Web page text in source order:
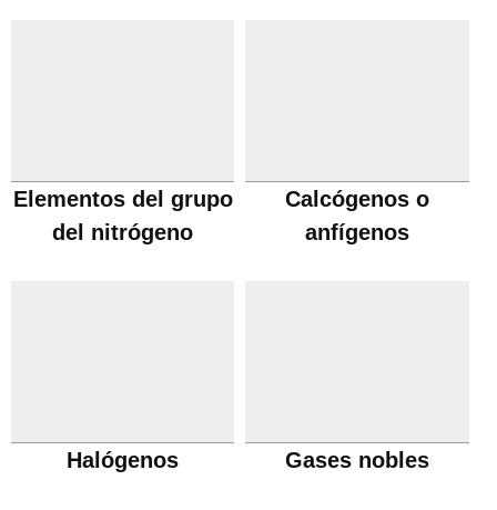
Elementos del grupo
del nitrógeno
Calcógenos o
anfígenos
Halógenos Gases nobles